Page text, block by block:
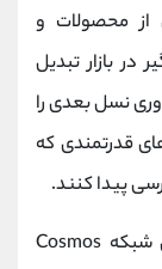
از محصولات و
بازار تبدیل
نسل بعدی را
قدرتمندی که
پیدا کنند.
ارز دیجیتال بومی شبکه Cosmos